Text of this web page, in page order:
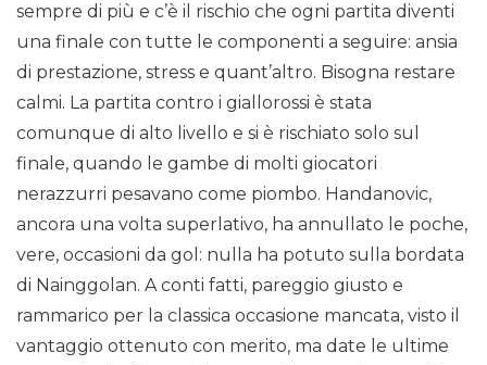
sempre di più e c’è il rischio che ogni partita diventi
una finale con tutte le componenti a seguire: ansia
di prestazione, stress e quant’altro. Bisogna restare
calmi. La partita contro i giallorossi è stata
comunque di alto livello e si è rischiato solo sul
finale, quando le gambe di molti giocatori
nerazzurri pesavano come piombo. Handanovic,
ancora una volta superlativo, ha annullato le poche,
vere, occasioni da gol: nulla ha potuto sulla bordata
di Nainggolan. A conti fatti, pareggio giusto e
rammarico per la classica occasione mancata, visto il
vantaggio ottenuto con merito, ma date le ultime